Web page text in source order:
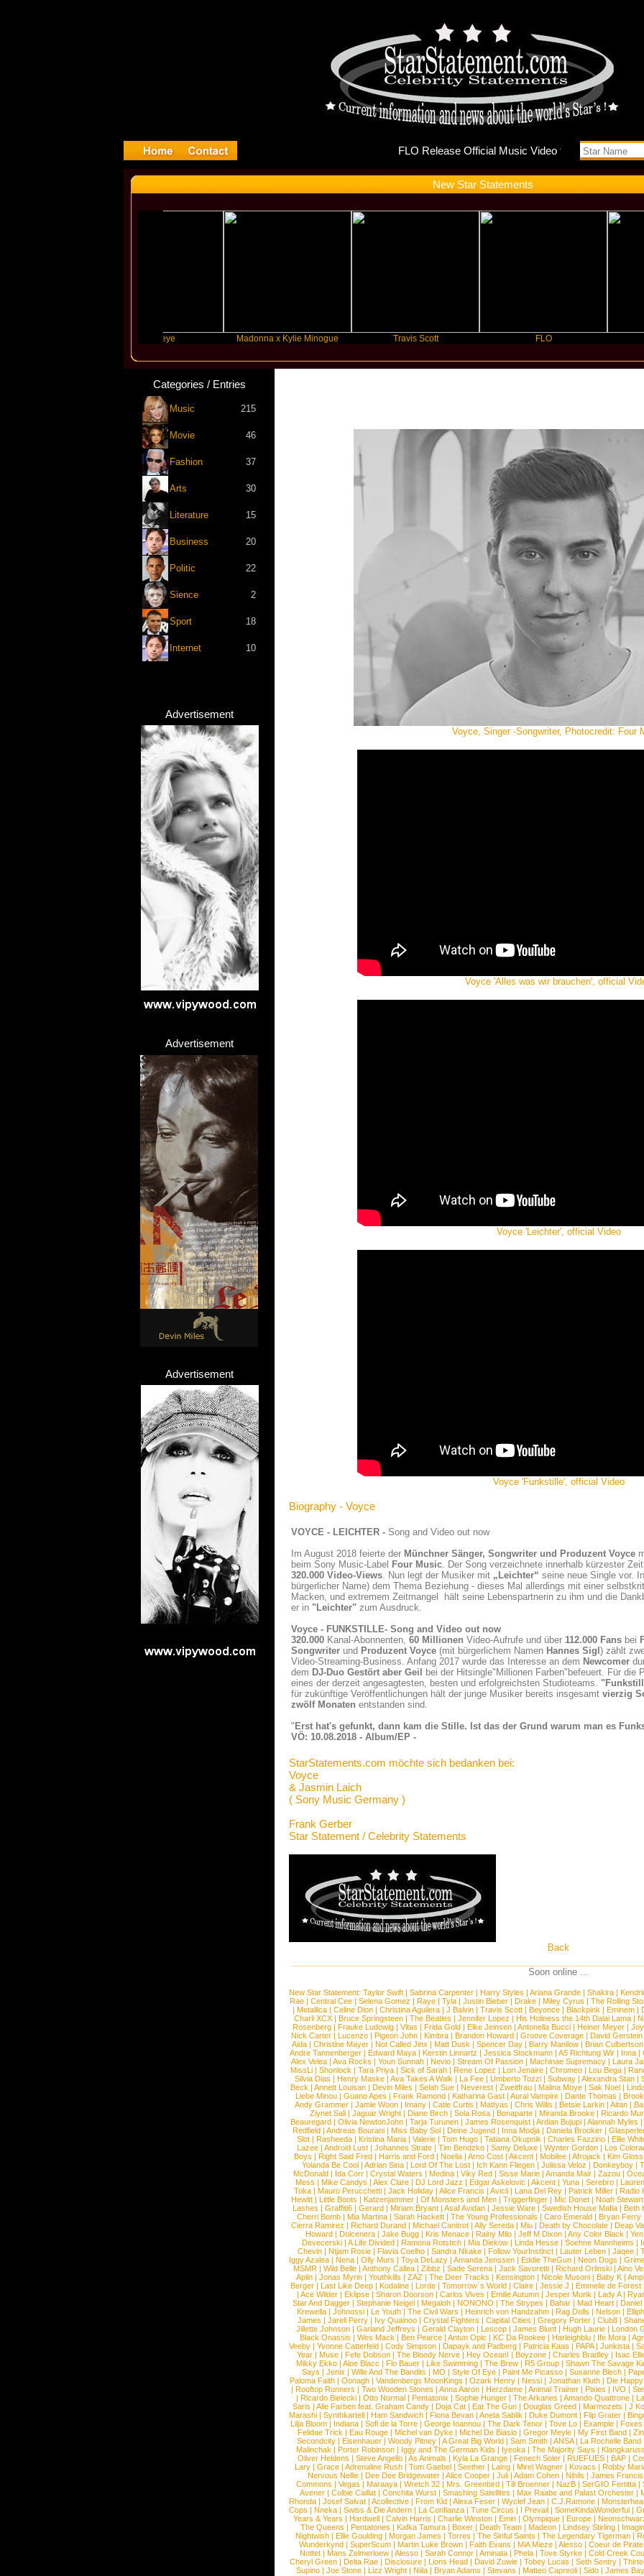
FLO
New Star Statements
Madonna x Kylie Minogue Travis Scott
Categories / Entries
Music 215
Movie 46
Fashion 37
Arts 30
Literature 15
Business 20
Politic 22
Sience 2
Sport 18
Internet 10
Advertisement
Advertisement
Advertisement
Voyce, Singer -Songwriter, Photocredit: Four
Voyce 'Alles was wir brauchen', official
Voyce 'Leichter', official Video
Voyce 'Funkstille', official Video
Biography - Voyce
VOYCE - LEICHTER - Song and Video out now
Im August 2018 feierte der Münchner Sänger, Songwriter und Produzent Voyce
beim Sony Music-Label Four Music. Der Song verzeichnete innerhalb kürzester
320.000 Video-Views. Nun legt der Musiker mit „Leichter“ seine neue Single vor.
bürgerlicher Name) dem Thema Beziehung - dieses Mal allerdings mit einer
Macken, und extremem Zeitmangel hält seine Lebenspartnerin zu ihm und die
er in "Leichter" zum Ausdruck.
Voyce - FUNKSTILLE- Song and Video out now
320.000 Kanal-Abonnenten, 60 Millionen Video-Aufrufe und über 112.000 Fans bei
Songwriter und Produzent Voyce (mit bürgerlichem Namen Hannes Sigl ) zählt
Video-Streaming-Business. Anfang 2017 wurde das Interesse an dem Newcomer
dem DJ-Duo Gestört aber Geil
bei der Hitsingle"Millionen Farben"befeuert. Für die
eines der derzeit angesagtesten, besten und erfolgreichsten Studioteams.
für zukünftige Veröffentlichungen hält der junge Musiker bereits insgesamt vierzig
zwölf Monaten entstanden sind.
" Erst hat's gefunkt, dann kam die Stille. Ist das der Grund warum man es
VÖ: 10.08.2018 - Album/EP -
StarStatements.com möchte sich bedanken bei:
Voyce
& Jasmin Laich
( Sony Music Germany )
Frank Gerber
Star Statement / Celebrity Statements
Back
Soon online ...
New Star Statement: Taylor Swift | Sabrina Carpenter | Harry Styles | Ariana Grande | Shakira |
Rae| Central Cee| Selena Gomez | Raye| Tyla| Justin Bieber| Drake| Miley Cyrus | The Rolling
| Metallica | Celine Dion | Christina Aguilera | J Balvin | Travis Scott | Beyonce | Blackpink | Eminem |
Charli XCX| Bruce Springsteen| The Beatles | Jennifer Lopez | His Holiness the 14th Dalai Lama|
Rosenberg | Frauke Ludowig | Vitas | Frida Gold | Elke Jeinsen | Antonella Bucci | Heiner Meyer |
Nick Carter | Lucenzo | Pigeon John | Kimbra | Brandon Howard | Groove Coverage | David Gerstein
Aida| Christine Mayer| Not Called Jinx | Matt Dusk | Spencer Day| Barry Manilow| Brian Culbertson
Andre Tannenberger | Edward Maya | Kerstin Linnartz | Jessica Stockmann | A5 Richtung Wir | Inna |
Alex Velea | Ava Rocks | Youn Sunnah | Nevio | Stream Of Passion | Machinae Supremacy | Laura
MissLi | Shonlock | Tara Priya | Sick of Sarah | Rene Lopez | Lori Jenaire | Chromeo | Lou Bega |
Silvia Dias | Henry Maske| Ava Takes A Walk | La Fee| Umberto Tozzi| Subway| Alexandra Stan|
Beck | Annett Louisan| Devin Miles | Selah Sue| Neverest| Zweitfrau| Malina Moye| Sak Noel|
Liebe Minou| Guano Apes | Frank Ramond| Katharina Gast| Aural Vampire| Dante Thomas |
Andy Grammer| Jamie Woon| Imany| Catie Curtis | Mattyas | Chris Willis | Betsie Larkin| Aitan|
Ziynet Sali| Jaguar Wright| Diane Birch| Sola Rosa| Bonaparte| Miranda Brooke| Ricardo
Beauregard| Olivia NewtonJohn| Tarja Turunen| James Rosenquist| Ardian Bujupi| Alannah Myles |
Redfield | Andreas Bourani | Miss Baby Sol | Deine Jugend | Inna Modja | Daniela Brooker |
Slot | Rasheeda | Kristina Maria | Valerie | Tom Hugo | Tatiana Okupnik | Charles Fazzino | Ellie
Lazee | Android Lust | Johannes Strate | Tim Bendzko | Samy Deluxe | Wynter Gordon | Los
Boys | Right Said Fred | Harris and Ford | Noelia | Arno Cost | Akcent | Mobilee | Afrojack | Kim Gloss
Yolanda Be Cool| Adrian Sina| Lord Of The Lost| Ich Kann Fliegen| Julissa Veloz | Donkeyboy|
McDonald| Ida Corr| Crystal Waters | Medina| Viky Red| Sisse Marie| Amanda Mair| Zazou|
Mess | Mike Candys | Alex Clare | DJ Lord Jazz | Edgar Askelovic | Akcent | Yuna | Serebro |
Toka | Mauro Perucchetti | Jack Holiday | Alice Francis | Avicii | Lana Del Rey | Patrick Miller | Radio
Hewitt| Little Boots | Katzenjammer| Of Monsters and Men| Triggerfinger| Mic Donet| Noah Stewart
Lashes | Graffiti6| Gerard| Miriam Bryant| Asaf Avidan| Jessie Ware| Swedish House Mafia| Beth
Cherri Bomb | Mia Martina | Sarah Hackett | The Young Professionals | Caro Emerald | Bryan Ferry
Cierra Ramirez | Richard Durand | Michael Canitrot | Ally Sereda | Miu | Death by Chocolate | Deap
Howard| Dolcenera| Jake Bugg| Kris Menace| Rainy Milo| Jeff M Dixon| Any Color Black | Yen
Devecerski| A Life Divided| Ramona Rotstich| Mia Diekow| Linda Hesse| Soehne Mannheims |
Chevin| Ntjam Rosie| Flavia Coelho| Sandra Nkake| Follow YourInstinct| Lauter Leben| Jaqee|
Iggy Azalea | Nena | Olly Murs | Toya DeLazy | Amanda Jenssen | Eddie TheGun | Neon Dogs |
MSMR| Wild Belle| Anthony Callea| Zibbz | Sade Serena| Jack Savoretti| Richard Orlinski| Aino
Aplin | Jonas Myrin | Youthkills | ZAZ | The Deer Tracks | Kensington | Nicole Musoni | Baby K |
Berger| Last Like Deep| Kodaline| Lorde| Tomorrow´s World| Claire| Jessie J | Emmelie de Forest
| Ace Wilder| Eklipse| Sharon Doorson| Carlos Vives | Emilie Autumn| Jesper Munk | Lady A|
Star And Dagger | Stephanie Neigel | Megaloh | NONONO | The Strypes | Bahar | Mad Heart |
Krewella | Johnossi | Le Youth | The Civil Wars | Heinrich von Handzahm | Rag Dolls | Nelson |
James | Jarell Perry | Ivy Quainoo | Crystal Fighters | Capital Cities | Gregory Porter | Club8 |
Jillette Johnson | Garland Jeffreys | Gerald Clayton | Lescop | James Blunt | Hugh Laurie | London
Black Onassis | Wes Mack | Ben Pearce | Antun Opic | KC Da Rookee | Harleighblu | Ife Mora |
Veeby | Yvonne Catterfeld | Cody Simpson | Dapayk and Padberg | Patricia Kaas | PAPA| Junkista |
Year| Muse| Fefe Dobson| The Bloody Nerve| Hey Ocean! | Boyzone| Charles Bradley| Isac
Mikky Ekko | Aloe Blacc | Flo Bauer | Like Swimming | The Brew | R5 Group | Shawn The Savage
Says | Jenix | Wille And The Bandits | MO | Style Of Eye | Paint Me Picasso | Susanne Blech |
Paloma Faith| Oonagh| Vandenbergs MoonKings | Ozark Henry| Nessi| Jonathan Kluth| Die Happy
| Rooftop Runners | Two Wooden Stones | Anna Aaron| Herzdame| Animal Trainer| Pixies | IVO |
| Ricardo Bielecki | Otto Normal | Pentatonix | Sophie Hunger | The Arkanes | Amando Quattrone |
Saris | Alle Farben feat. Graham Candy | Doja Cat | Eat The Gun | Douglas Greed | Marmozets | J
Marashi | Synthkartell | Ham Sandwich | Fiona Bevan | Aneta Sablik | Duke Dumont | Flip Grater |
Lilja Bloom | Indiana | Sofi de la Torre | George Ioannou | The Dark Tenor | Tove Lo | Example | Foxes
Felidae Trick | Eau Rouge | Michel van Dyke | Michel De Biasio | Gregor Meyle | My First Band |
Secondcity| Eisenhauer| Woody Pitney| A Great Big World| Sam Smith| ANSA| La Rochelle Band
Malinchak | Porter Robinson| Iggy and The German Kids | Iyeoka| The Majority Says |
Oliver Heldens | Steve Angello| As Animals | Kyla La Grange| Fenech Soler| RUEFUES| BAP|
Lary | Grace | Adrenaline Rush | Tom Gaebel | Seether | Laing | Mirel Wagner | Kovacs | Robby
Nervous Nellie | Dee Dee Bridgewater | Alice Cooper | Juli | Adam Cohen | Nihils | James Francis
Commons | Vegas | Maraaya| Wretch 32| Mrs. Greenbird| Till Broenner| NazB| SerGIO Fertitta|
Avener | Colbie Caillat | Conchita Wurst | Smashing Satellites | Max Raabe and Palast Orchester |
Rhonda | Josef Salvat | Acollective | From Kid | Alexa Feser | Wyclef Jean | C.J.Ramone |
Cops | Nneka | Swiss & Die Andern | La Confianza | Tune Circus | I Prevail | SomeKindaWonderful |
Years & Years | Hardwell| Calvin Harris | Charlie Winston| Emin| Olympique| Europe|
The Queens | Pentatones | Kafka Tamura | Boxer | Death Team | Madeon | Lindsey Stirling |
Nightwish| Ellie Goulding| Morgan James | Torres | The Sinful Saints | The Legendary Tigerman|
Wunderkynd | SuperScum | Martin Luke Brown | Faith Evans | MiA Mieze | Alesso | Coeur de Pirate
Nottet| Mans Zelmerloew| Alesso| Sarah Connor| Aminata| Phela| Tove Styrke| Cold Creek
Cheryl Green| Delta Rae| Disclosure| Lions Head| David Zowie| Tobey Lucas | Seth Sentry|
Supino| Joe Stone| Lizz Wright| Niila| Bryan Adams | Stevans | Matteo Capreoli| Sido| James Bay